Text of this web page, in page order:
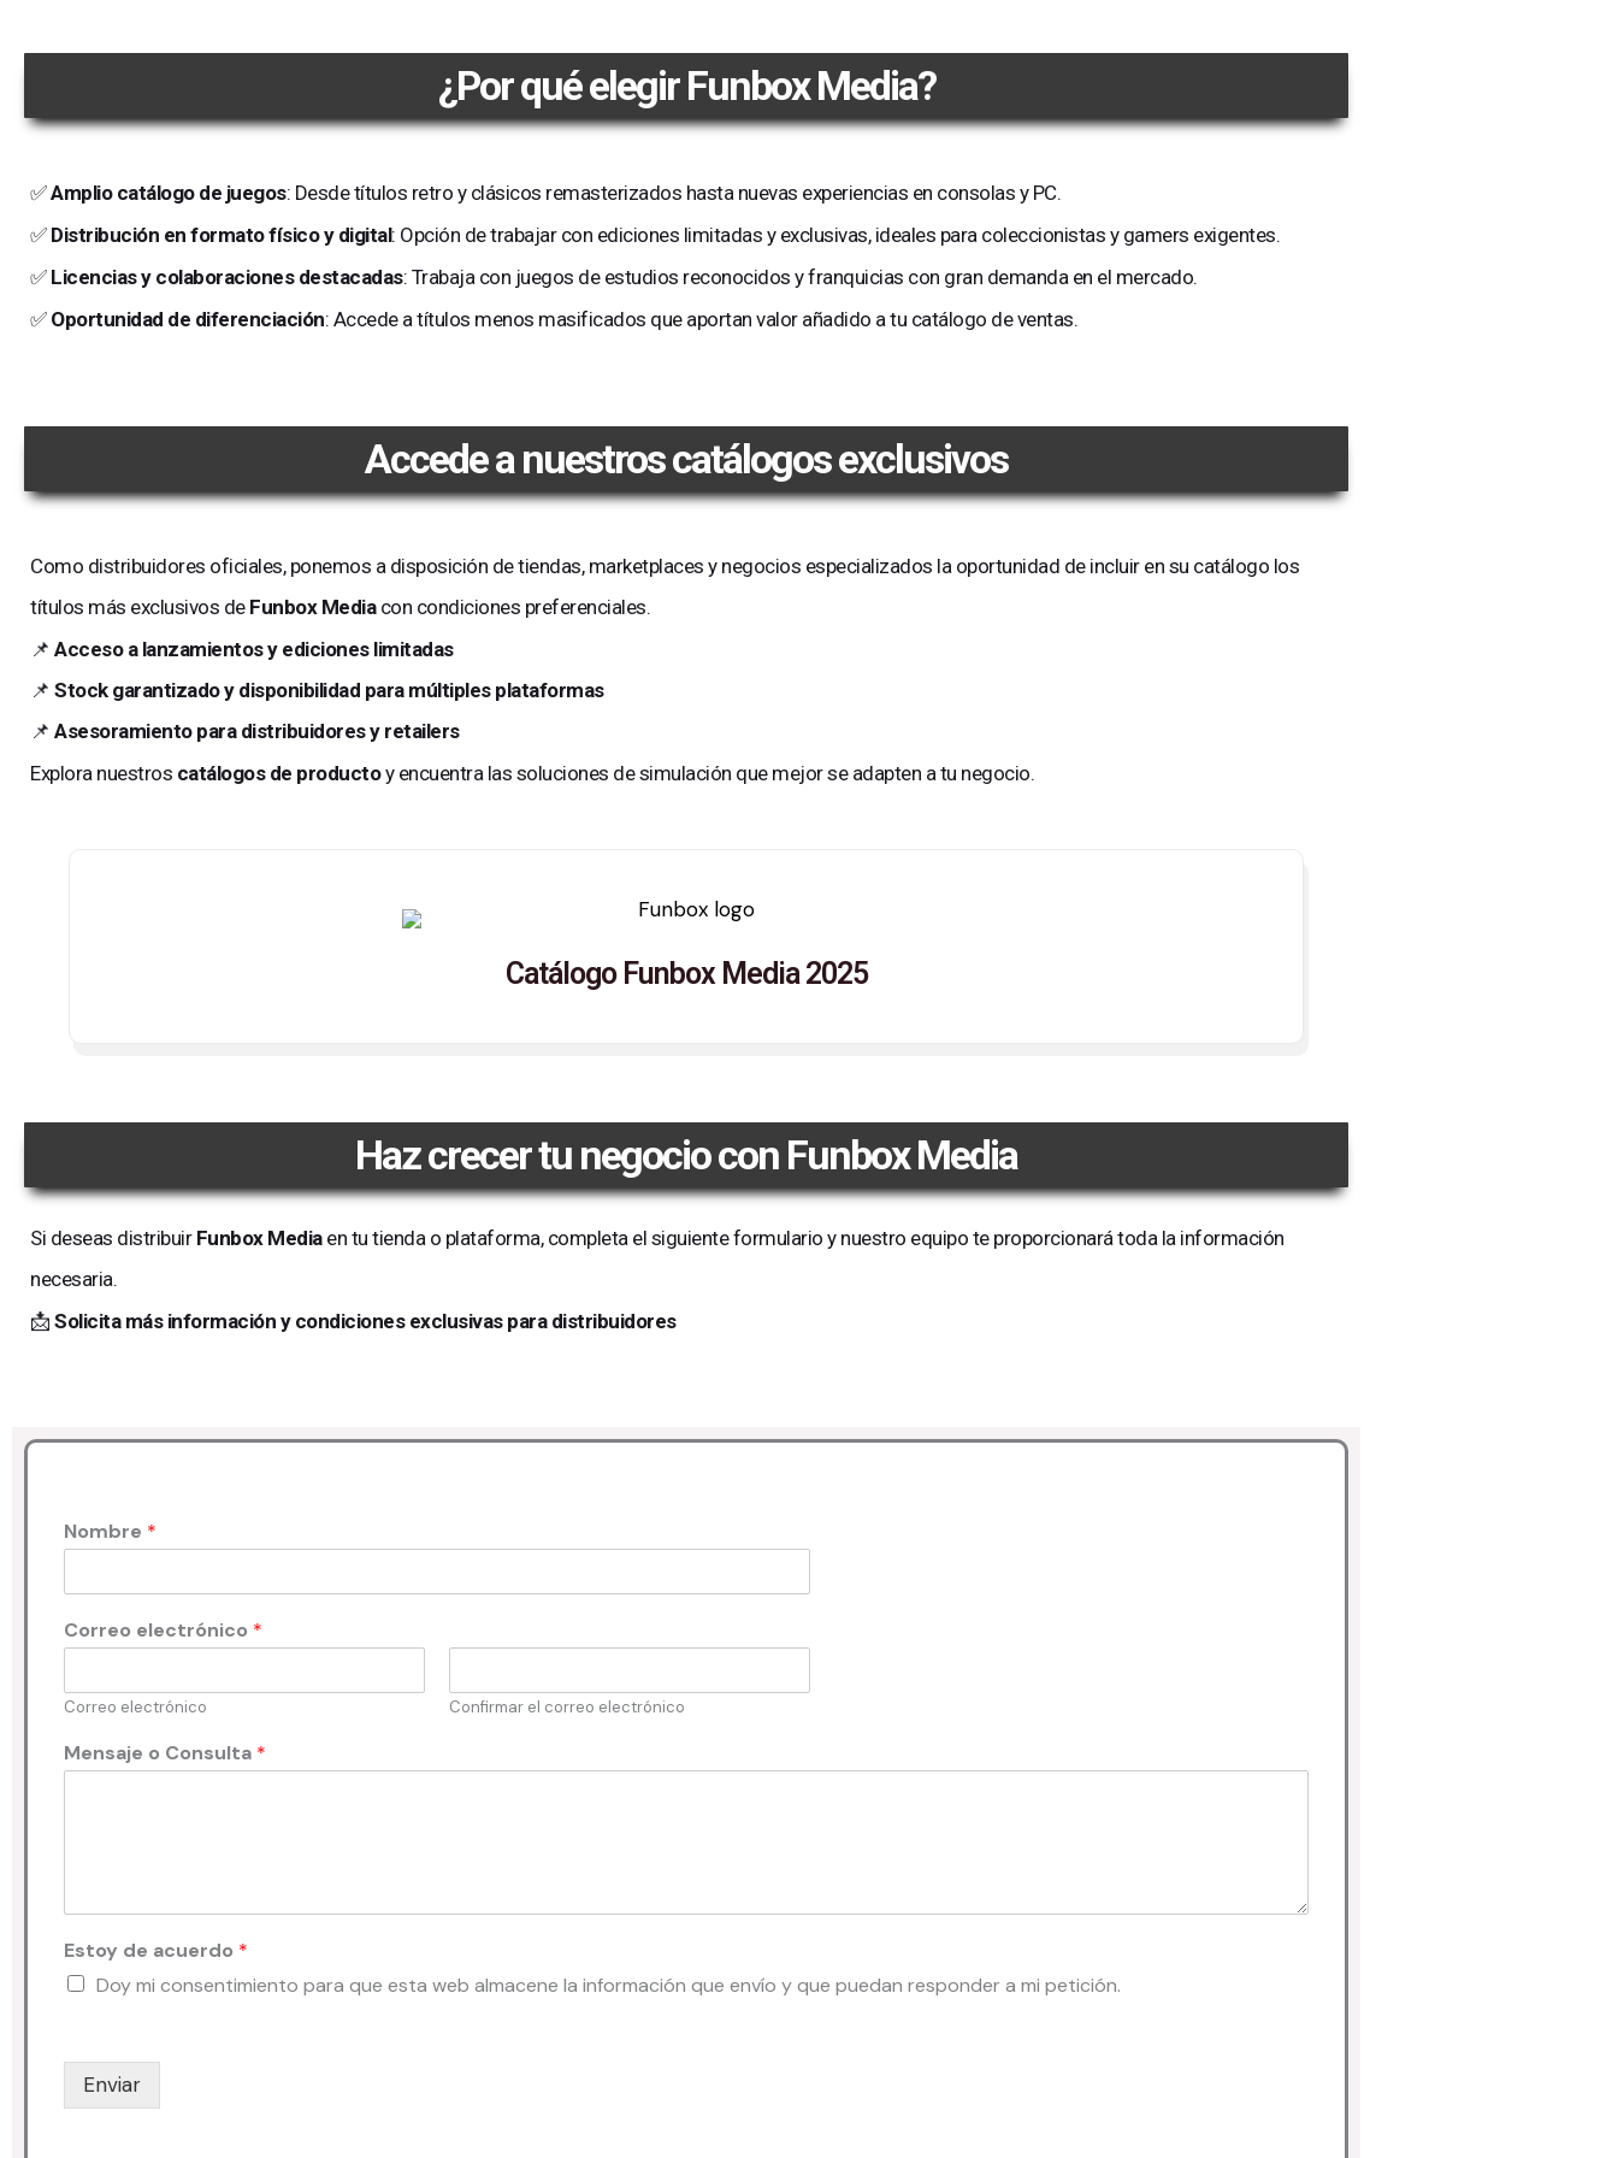
¿Por qué elegir Funbox Media?
✅Amplio catálogo de juegos: Desde títulos retro y clásicos remasterizados hasta nuevas experiencias en consolas y PC.
✅ Distribución en formato físico y digital: Opción de trabajar con ediciones limitadas y exclusivas, ideales para coleccionistas y gamers exigentes.
✅ Licencias y colaboraciones destacadas: Trabaja con juegos de estudios reconocidos y franquicias con gran demanda en el mercado.
✅ Oportunidad de diferenciación: Accede a títulos menos masificados que aportan valor añadido a tu catálogo de ventas.
Accede a nuestros catálogos exclusivos
Como distribuidores oficiales, ponemos a disposición de tiendas, marketplaces y negocios especializados la oportunidad de incluir en su catálogo los
títulos más exclusivos de Funbox Mediacon condiciones preferenciales.
📌 Acceso a lanzamientos y ediciones limitadas
📌 Stock garantizado y disponibilidad para múltiples plataformas
📌 Asesoramiento para distribuidores y retailers
Explora nuestros catálogos de productoy encuentra las soluciones de simulación que mejor se adapten a tu negocio.
Catálogo Funbox Media 2025
Haz crecer tu negocio con Funbox Media
Si deseas distribuir Funbox Mediaen tu tienda o plataforma, completa el siguiente formulario y nuestro equipo te proporcionará toda la información
necesaria.
📩 Solicita más información y condiciones exclusivas para distribuidores
Nombre *
Correo electrónico *
Correo electrónico Confirmar el correo electrónico
Mensaje o Consulta *
Estoy de acuerdo *
Doy mi consentimiento para que esta web almacene la información que envío y que puedan responder a mi petición.
Enviar